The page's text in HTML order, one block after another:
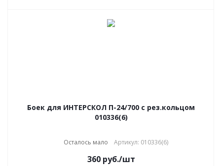
Боек для ИНТЕРСКОЛ П-24/700 с рез.кольцом
010336(6)
Осталось мало Артикул: 010336(6)
360руб./шт